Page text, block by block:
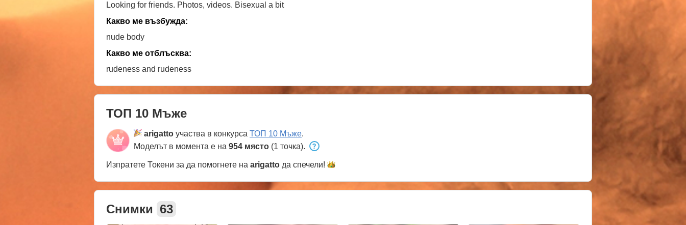
Looking for friends. Photos, videos. Bisexual a bit
Какво ме възбужда:
nude body
Какво ме отблъсква:
rudeness and rudeness
ТОП 10 Мъже
arigatto участва в конкурса ТОП 10 Мъже.
Моделът в момента е на 954 място (1 точка).
Изпратете Токени за да помогнете на arigatto да спечели!
Снимки 63